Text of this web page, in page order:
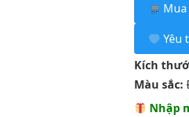
Yêu
Kích
Màu sắc:
Nhập